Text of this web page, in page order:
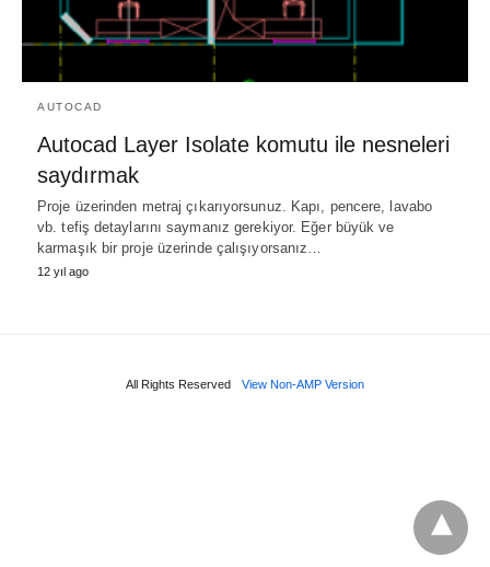
AUTOCAD
Autocad Layer Isolate komutu ile nesneleri
saydırmak
Proje üzerinden metraj çıkarıyorsunuz. Kapı, pencere, lavabo
vb. tefiş detaylarını saymanız gerekiyor. Eğer büyük ve
karmaşık bir proje üzerinde çalışıyorsanız…
12 yıl ago
All Rights Reserved View Non-AMP Version